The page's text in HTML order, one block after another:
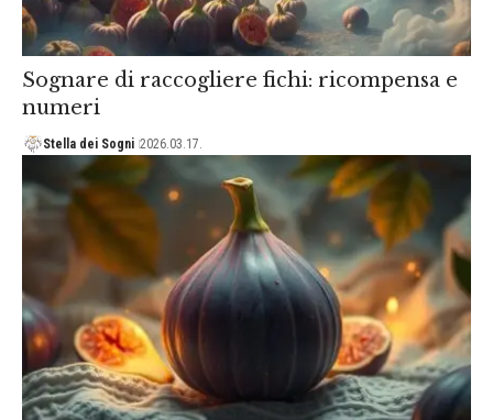
Sognare di raccogliere fichi: ricompensa e
numeri
Stella dei Sogni 2026.03.17.